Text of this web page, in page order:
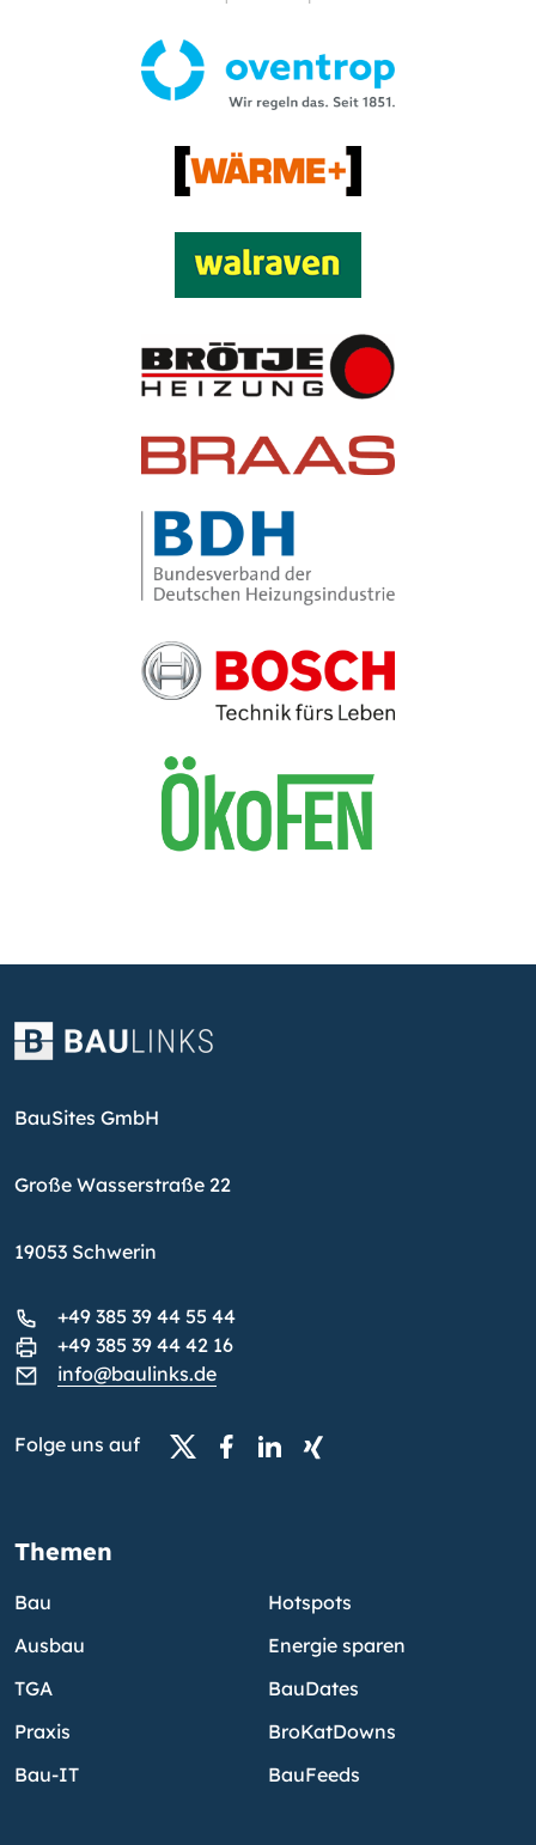
BauSites GmbH
Große Wasserstraße 22
19053 Schwerin
+49 385 39 44 55 44
+49 385 39 44 42 16
info@baulinks.de
Folge uns auf
Themen
Bau
Ausbau
TGA
Praxis
Bau-IT
Hotspots
Energie sparen
BauDates
BroKatDowns
BauFeeds